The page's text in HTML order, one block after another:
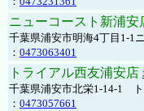
ニューコースト新浦安
千葉県浦安市明海4丁目1-1
： 0473063401
トライアル西友浦安店
千葉県浦安市北栄1-14-1
： 0473057661